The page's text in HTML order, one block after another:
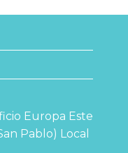
Europa Este
Pablo) Local